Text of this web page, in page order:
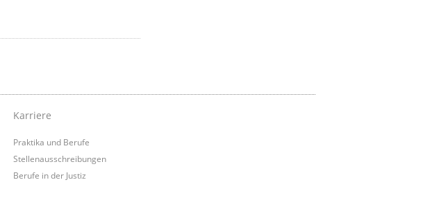
Karriere
Praktika und Berufe
Stellenausschreibungen
Berufe in der Justiz